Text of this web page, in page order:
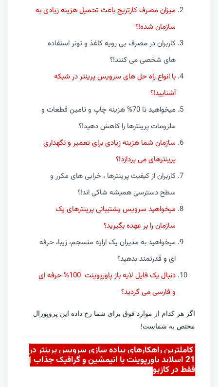
میزان مصرف کارتریج باعث تحمیل هزینه زیادی به
سازمان شده!؟
کاربران در مصرف بی رویه کاغذ و تونر استفاده
های شخصی می کنند!؟
با انواع راه حل های سرویس پرینتر در شبکه
آشنایید!؟
میخواهید تا 70% هزینه چاپ و تامین قطعات و
ملزومات پرینترها را کاهش دهید!؟
سازمان شما هزینه زیادی برای تعمیر و نگهداری
پرینترهای می پردازد!؟
کاربران از کیفیت پرینترها ، خرابی های مکرر و
سطح دسترسی همیشه شاکی اند!؟
میخواهید سرویس پشتیبانی پرینترهای یک
سازمان را بر عهده بگیرید؟
میخواهید به مدیران یک ارایه منسجم، زیبا، حرفه
ای و قدرتمند بدهید؟
دنبال یک فایل لایه باز پاورپوینت 100% حرفه ای
و فارسی می گردید؟
اگر هر کدام از موارد فوق برای شما رخ داده این پروپوزال
مختص به شماست!
کاملترین راهکارهای پیاده سازی سرویس پرینتر در
21 اسلاید پاورپوینت با انیمشین و گرافیک جذاب |
فقط در کازيو